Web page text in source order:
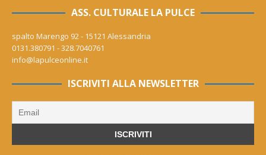
ASS. CULTURALE LA PULCE
spalto Marengo 92 - 15121 Alessandria
0131.380791 - 328.7040761
info@lapulceonline.it
ISCRIVITI ALLA NEWSLETTER